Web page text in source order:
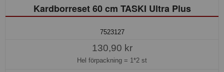
Kardborreset 60 cm TASKI Ultra Plus
7523127
130,90 kr
Hel förpackning = 1*2 st